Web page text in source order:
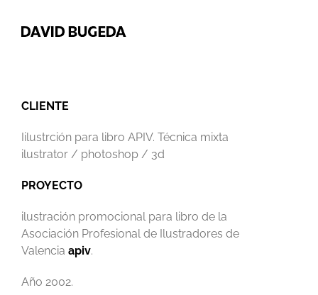
contenido
CLIENTE
Iilustrción para libro APIV. Técnica mixta
ilustrator / photoshop / 3d
PROYECTO
ilustración promocional para libro de la
Asociación Profesional de Ilustradores de
Valencia apiv.
Año 2002.